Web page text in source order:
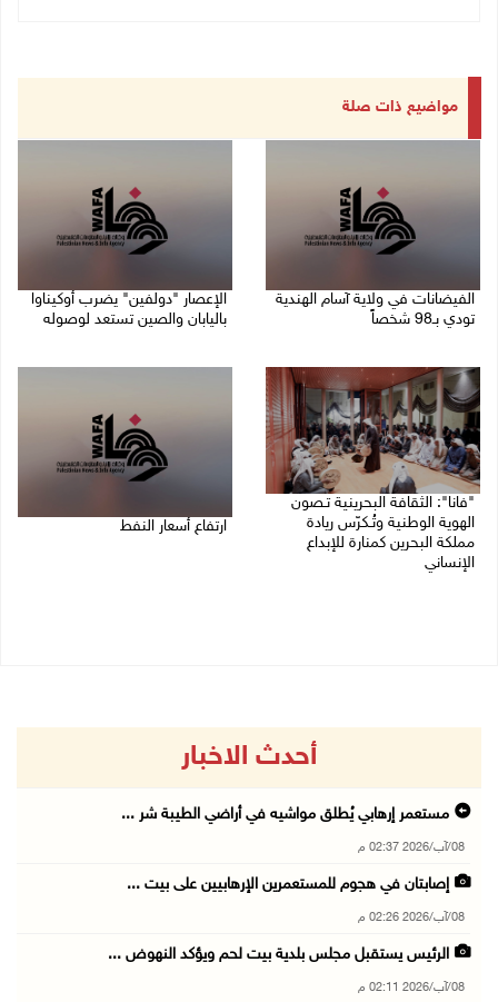
مواضيع ذات صلة
الفيضانات في ولاية آسام الهندية
تودي بـ98 شخصاً
الإعصار "دولفين" يضرب أوكيناوا
باليابان والصين تستعد لوصوله
"فانا": الثقافة البحرينية تـصون
الهوية الوطنية وتُـكرّس ريادة
مملكة البحرين كمنارة للإبداع
الإنساني
ارتفاع أسعار النفط
أحدث الاخبار
مستعمر إرهابي يُطلق مواشيه في أراضي الطيبة شر ...
08/آب/2026 02:37 م
إصابتان في هجوم للمستعمرين الإرهابيين على بيت ...
08/آب/2026 02:26 م
الرئيس يستقبل مجلس بلدية بيت لحم ويؤكد النهوض ...
08/آب/2026 02:11 م